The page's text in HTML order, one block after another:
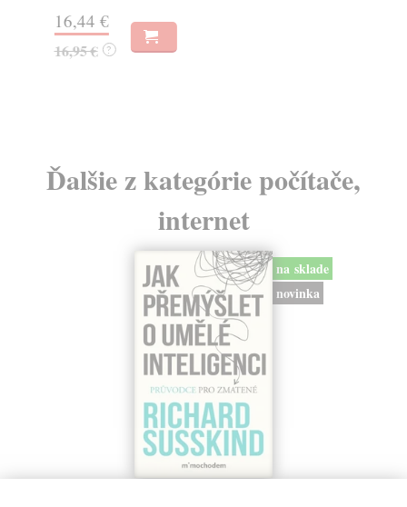
16,44 €
16,95 € ?
Ďalšie z kategórie počítače,
internet
na sklade
novinka